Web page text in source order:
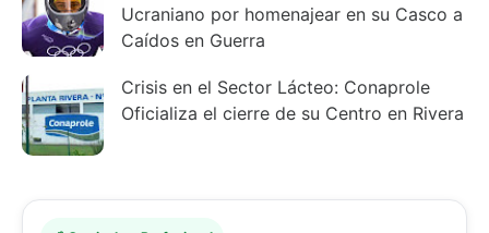
Ucraniano por homenajear en su Casco a
Caídos en Guerra
Crisis en el Sector Lácteo: Conaprole
Oficializa el cierre de su Centro en Rivera